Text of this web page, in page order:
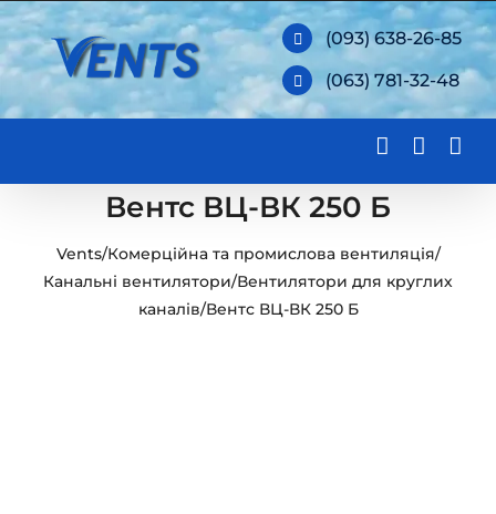
Skip
to
content
(093) 638-26-85
(063) 781-32-48
Вентс ВЦ-ВК 250 Б
Vents/Комерційна та промислова вентиляція/
Канальні вентилятори/Вентилятори для круглих
каналів/Вентс ВЦ-ВК 250 Б